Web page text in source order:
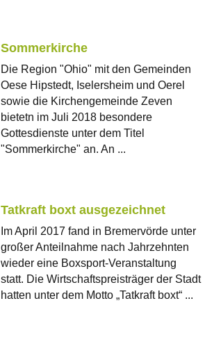
Sommerkirche
Die Region "Ohio" mit den Gemeinden
Oese Hipstedt, Iselersheim und Oerel
sowie die Kirchengemeinde Zeven
bietetn im Juli 2018 besondere
Gottesdienste unter dem Titel
"Sommerkirche" an. An ...
Tatkraft boxt ausgezeichnet
Im April 2017 fand in Bremervörde unter
großer Anteilnahme nach Jahrzehnten
wieder eine Boxsport-Veranstaltung
statt. Die Wirtschaftspreisträger der Stadt
hatten unter dem Motto „Tatkraft boxt“ ...